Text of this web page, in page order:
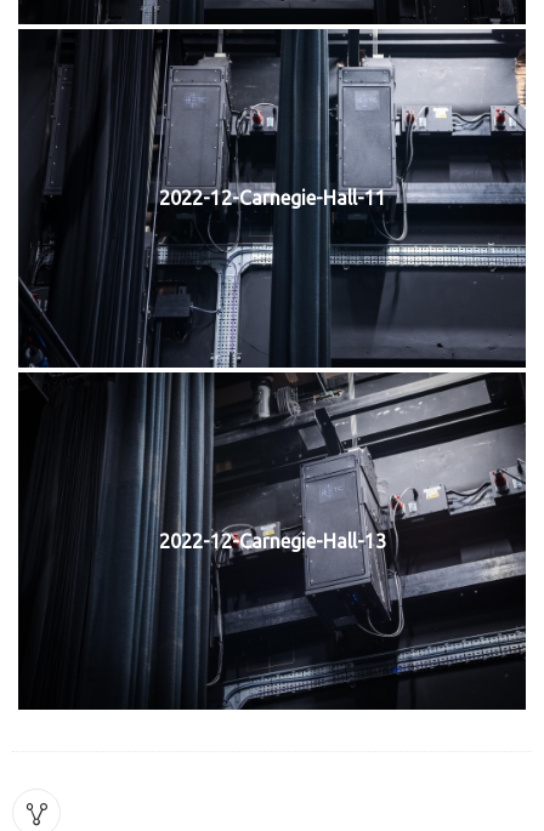
2022-12-Carnegie-Hall-11
2022-12-Carnegie-Hall-13